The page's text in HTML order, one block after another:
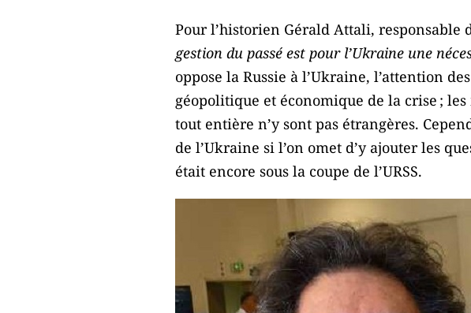
Pour l’historien Gérald Attali,
gestion du passé est pour l’Ukraine une
oppose la Russie à l’Ukraine, l’attention
géopolitique et économique de la crise ;
tout entière n’y sont pas étrangères.
de l’Ukraine si l’on omet d’y ajouter les
était encore sous la coupe de l’URSS.